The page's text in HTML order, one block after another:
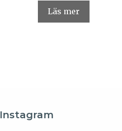
Läs mer
Instagram